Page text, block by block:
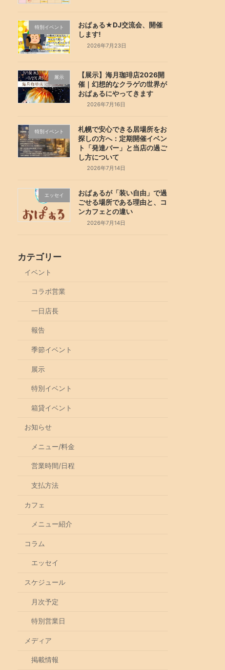
特別イベント
おぱぁる★DJ交流会、開催
します!
2026年7月23日
展示
【展示】海月珈琲店2026開
催｜幻想的なクラゲの世界が
おぱぁるにやってきます
2026年7月16日
特別イベント
札幌で安心できる居場所をお
探しの方へ：定期開催イベン
ト「発達バー」と当店の過ご
し方について
2026年7月14日
エッセイ
おぱぁるが「装い自由」で過
ごせる場所である理由と、コ
ンカフェとの違い
2026年7月14日
カテゴリー
イベント
コラボ営業
一日店長
報告
季節イベント
展示
特別イベント
箱貸イベント
お知らせ
メニュー/料金
営業時間/日程
支払方法
カフェ
メニュー紹介
コラム
エッセイ
スケジュール
月次予定
特別営業日
メディア
掲載情報